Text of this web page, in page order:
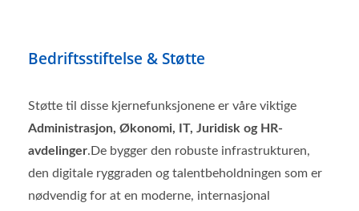
Bedriftsstiftelse & Støtte
Støtte til disse kjernefunksjonene er våre viktige
Administrasjon, Økonomi, IT, Juridisk og HR-
avdelinger.De bygger den robuste infrastrukturen,
den digitale ryggraden og talentbeholdningen som er
nødvendig for at en moderne, internasjonal